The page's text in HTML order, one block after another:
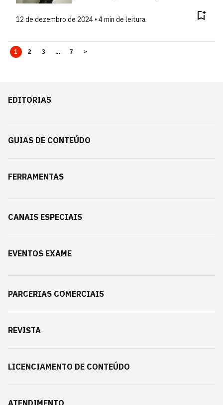
12 de dezembro de 2024 • 4 min de leitura
1 2 3 ... 7 >
EDITORIAS
GUIAS DE CONTEÚDO
FERRAMENTAS
CANAIS ESPECIAIS
EVENTOS EXAME
PARCERIAS COMERCIAIS
REVISTA
LICENCIAMENTO DE CONTEÚDO
ATENDIMENTO